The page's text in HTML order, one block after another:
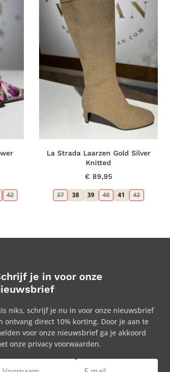
42
La Strada Laarzen Gold Silver
Knitted
€ 89,95
37 38 39 40 41 42
je in voor onze
niks, schrijf je nu in voor onze nieuwsbrief
ontvang direct 10% korting. Door je aan te
voor onze nieuwsbrief ga je akkoord
onze privacy voorwaarden.